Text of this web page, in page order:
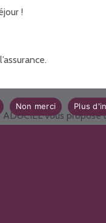
!
vous
Non merci Plus